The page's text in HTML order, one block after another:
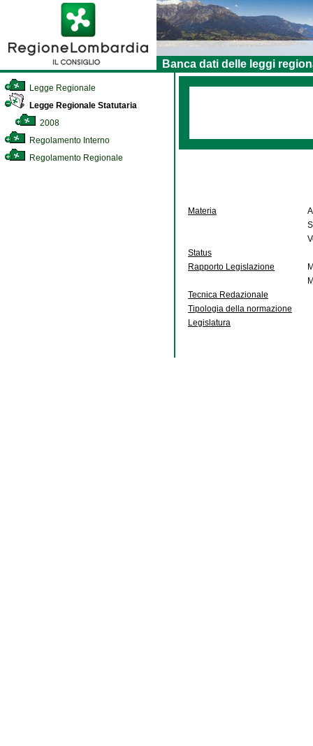
Banca dati delle leggi
Legge Regionale
Legge Regionale Statutaria
2008
Regolamento Interno
Regolamento Regionale
Materia
Status
Rapporto Legislazione
Tecnica Redazionale
Tipologia della normazione
Legislatura